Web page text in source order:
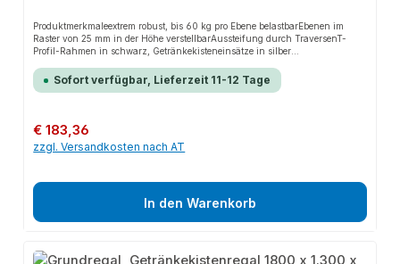
Produktmerkmaleextrem robust, bis 60 kg pro Ebene belastbarEbenen im
Raster von 25 mm in der Höhe verstellbarAussteifung durch TraversenT-
Profil-Rahmen in schwarz, Getränkekisteneinsätze in silber
werdenBeschreibungGetränkekistenregal für alle gängigen Getränkekisten,
einseitig nutzbar. Anbauregal mit 3 Ebenen. übersichtliche Lagerung
Sofort verfügbar, Lieferzeit 11-12 Tage
Regulärer Preis:
€ 183,36
zzgl. Versandkosten nach AT
In den Warenkorb